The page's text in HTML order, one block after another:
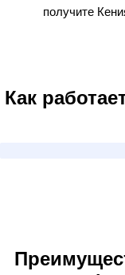
получите
Как